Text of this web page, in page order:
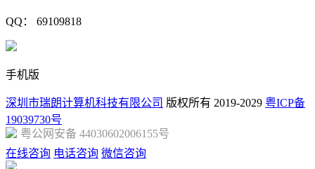
QQ： 69109818
手机版
深圳市瑞朗计算机科技有限公司 版权所有 2019-2029 粤ICP备
19039730号
粤公网安备 44030602006155号
在线咨询 电话咨询 微信咨询